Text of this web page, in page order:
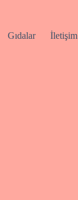
Gıdalar İletişim